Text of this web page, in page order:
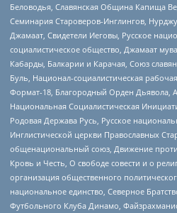
Беловодья, Славянская Община Капища
Семинария Староверов-Инглингов,
Джамаат, Свидетели Иеговы, Русское
социалистическое общество, Джамаат
Кабарды, Балкарии и Карачая, Союз
Буль, Национал-социалистическая
Формат-18, Благородный Орден Дьявола,
Национальная Социалистическая
Родовая Держава Русь, Русское
Инглистической церкви Православных
общенациональный союз, Движение
Кровь и Честь, О свободе совести и о
организация общественного
национальное единство, Северное
Футбольного Клуба Динамо,